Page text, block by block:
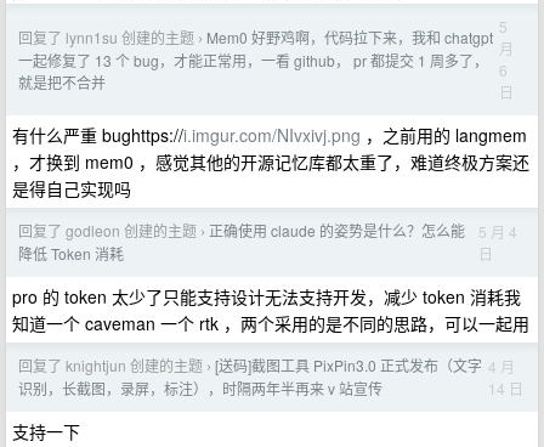
回复了 lynn1su 创建的主题 › Mem0 好野鸡啊，代码拉下来，我和 chatgpt
一起修复了 13 个 bug，才能正常用，一看 github， pr 都提交 1 周多了，
就是把不合并
5
月
6
日
有什么严重 bughttps://i.imgur.com/NIvxivj.png ，之前用的 langmem
，才换到 mem0 ，感觉其他的开源记忆库都太重了，难道终极方案还
是得自己实现吗
回复了 godleon 创建的主题 › 正确使用 claude 的姿势是什么？怎么能
降低 Token 消耗
5 月 4
日
pro 的 token 太少了只能支持设计无法支持开发，减少 token 消耗我
知道一个 caveman 一个 rtk ，两个采用的是不同的思路，可以一起用
回复了 knightjun 创建的主题 › [送码]截图工具 PixPin3.0 正式发布（文字
识别，长截图，录屏，标注），时隔两年半再来 v 站宣传
4 月
14 日
支持一下